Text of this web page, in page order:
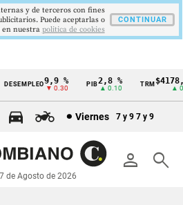
9,9 %
▼ 0.30
PIB2,8 %
▲ 0.10
TRM
▲
Viernes 7 y 9 7 y 9
person search
de Agosto de 2026
y de terceros con fines
Puede aceptarlas o
en nuestra politica de cookies
CONTINUAR